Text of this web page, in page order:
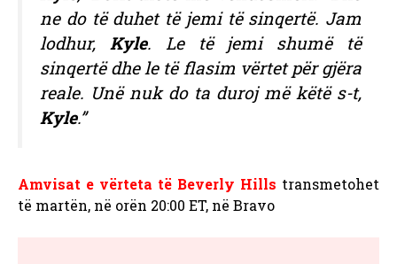
ne do të duhet të jemi të sinqertë. Jam
lodhur, Kyle. Le të jemi shumë të
sinqertë dhe le të flasim vërtet për gjëra
reale. Unë nuk do ta duroj më këtë s-t,
Kyle.”
Amvisat e vërteta të Beverly Hills transmetohet
të martën, në orën 20:00 ET, në Bravo